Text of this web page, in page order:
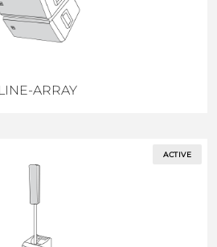
LINE-ARRAY
ACTIVE